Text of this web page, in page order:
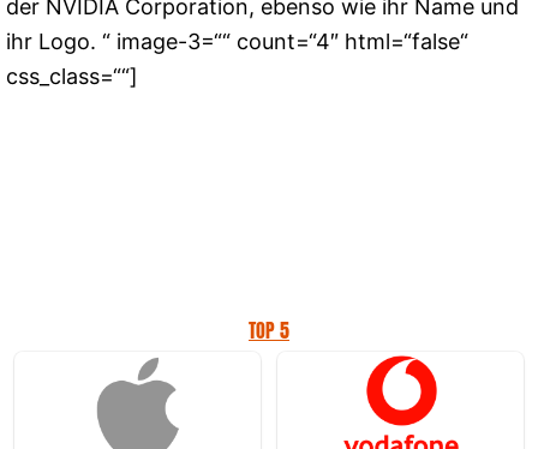
der NVIDIA Corporation, ebenso wie ihr Name und
ihr Logo. “ image-3=““ count=“4″ html=“false“
css_class=““]
TOP 5